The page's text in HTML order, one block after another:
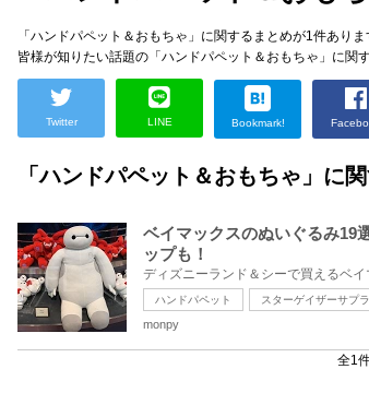
「ハンドパペット＆おもちゃ」に関するまとめが1件ありま
皆様が知りたい話題の「ハンドパペット＆おもちゃ」に関
Twitter LINE Bookmark!
「ハンドパペット＆おもちゃ」に
ベイマックスのぬいぐるみ19
ップも！
ハンドパペット スターゲイザーサプ
monpy
全1